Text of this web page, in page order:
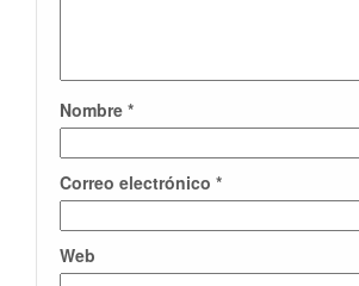
Nombre *
Correo electrónico *
Web